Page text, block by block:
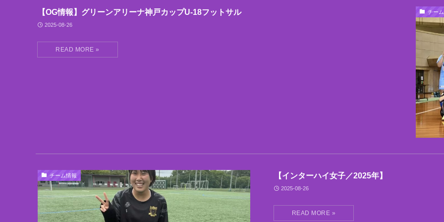
チー
【OG情報】グリーンアリーナ神戸カップU-18フットサル
2025-08-26
チーム情報 【インターハイ女子／2025年】
2025-08-26